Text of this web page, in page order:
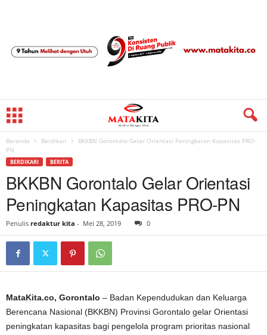
Beranda Berdikari
BKKBN Gorontalo Gelar Orientasi Peningkatan Kapasitas PRO-
PN
BERDIKARI BERITA
BKKBN Gorontalo Gelar Orientasi
Peningkatan Kapasitas PRO-PN
Penulis redaktur kita - Mei 28, 2019 0
MataKita.co, Gorontalo – Badan Kependudukan dan Keluarga
Berencana Nasional (BKKBN) Provinsi Gorontalo gelar Orientasi
peningkatan kapasitas bagi pengelola program prioritas nasional